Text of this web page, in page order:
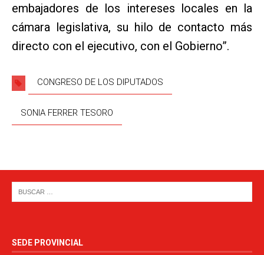
embajadores de los intereses locales en la
cámara legislativa, su hilo de contacto más
directo con el ejecutivo, con el Gobierno”.
CONGRESO DE LOS DIPUTADOS
SONIA FERRER TESORO
SEDE PROVINCIAL